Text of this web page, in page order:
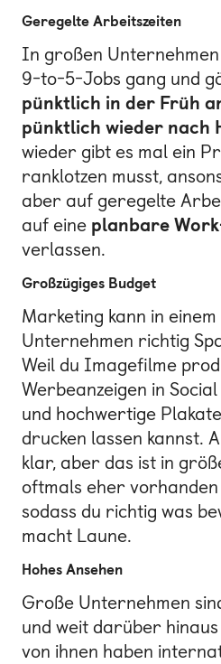
Geregelte Arbeitszeiten
In großen Unternehmen
9-to-5-Jobs gang und
pünktlich in der Früh
pünktlich wieder nach
wieder gibt es mal ein
ranklotzen musst,
aber auf geregelte
auf eine planbare
verlassen.
Großzügiges Budget
Marketing kann in
Unternehmen richtig
Weil du Imagefilme
Werbeanzeigen in
und hochwertige
drucken lassen kannst.
klar, aber das ist in
oftmals eher
sodass du richtig was
macht Laune.
Hohes Ansehen
Große Unternehmen
und weit darüber
von ihnen haben